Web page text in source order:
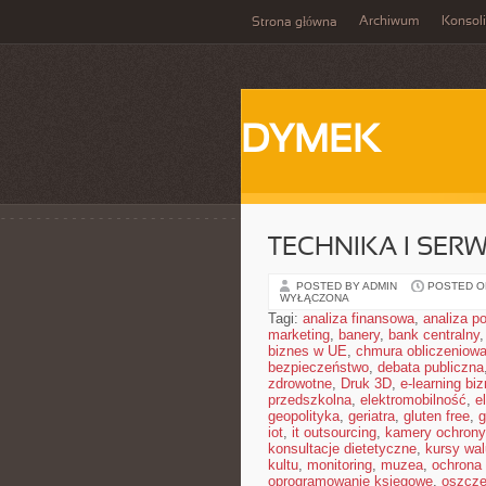
Strona główna Archiwum
DYMEK
TECHNIKA I
POSTED BY ADMIN POSTED
WYŁĄCZONA
Tagi: analiza finansowa, analiza
marketing, banery, bank centralny,
biznes w UE, chmura obliczeniowa
bezpieczeństwo, debata publiczna,
zdrowotne, Druk 3D, e-learning
przedszkolna, elektromobilność,
geopolityka, geriatra, gluten free,
iot, it outsourcing, kamery ochrony
konsultacje dietetyczne, kursy
kultu, monitoring, muzea, ochrona
oprogramowanie księgowe,